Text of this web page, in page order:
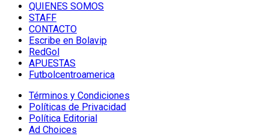
QUIENES SOMOS
STAFF
CONTACTO
Escribe en Bolavip
RedGol
APUESTAS
Futbolcentroamerica
Términos y Condiciones
Políticas de Privacidad
Política Editorial
Ad Choices